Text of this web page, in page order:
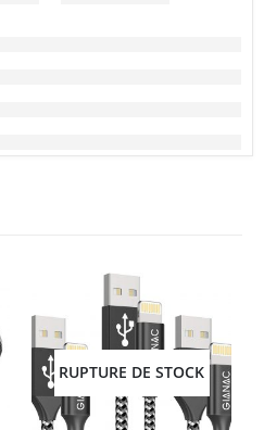
RUPTURE DE STOCK